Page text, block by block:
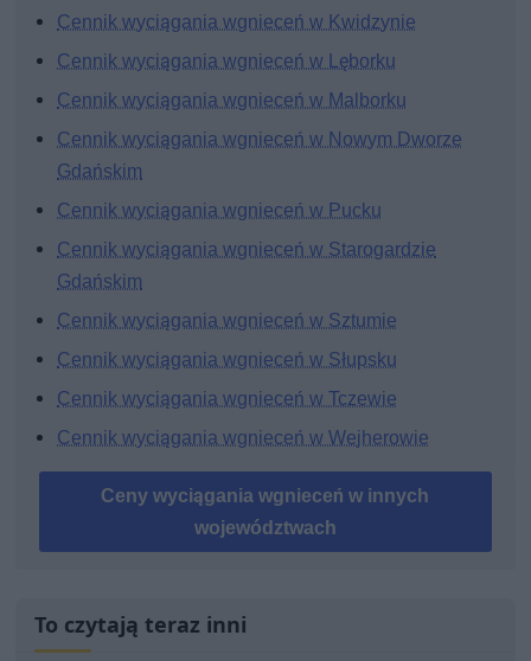
Cennik wyciągania wgnieceń w Kwidzynie
Cennik wyciągania wgnieceń w Lęborku
Cennik wyciągania wgnieceń w Malborku
Cennik wyciągania wgnieceń w Nowym Dworze
Gdańskim
Cennik wyciągania wgnieceń w Pucku
Cennik wyciągania wgnieceń w Starogardzie
Gdańskim
Cennik wyciągania wgnieceń w Sztumie
Cennik wyciągania wgnieceń w Słupsku
Cennik wyciągania wgnieceń w Tczewie
Cennik wyciągania wgnieceń w Wejherowie
Ceny wyciągania wgnieceń w innych
województwach
To czytają teraz inni